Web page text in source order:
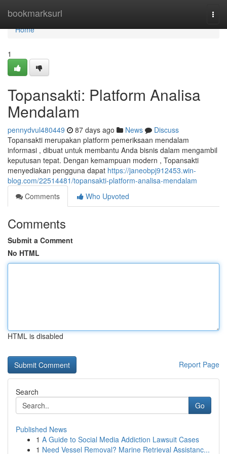
bookmarksurl
Home
Home
1
Topansakti: Platform Analisa
Mendalam
pennydvul480449 87 days ago News
Discuss
Topansakti merupakan platform pemeriksaan mendalam
informasi , dibuat untuk membantu Anda bisnis dalam mengambil
keputusan tepat. Dengan kemampuan modern , Topansakti
menyediakan pengguna dapat https://janeobpj912453.win-
blog.com/22514481/topansakti-platform-analisa-mendalam
Comments
Who Upvoted
Comments
Submit a Comment
No HTML
HTML is disabled
Report Page
Search
Go
Published News
1 A Guide to Social Media Addiction Lawsuit Cases
1 Need Vessel Removal? Marine Retrieval Assistanc...